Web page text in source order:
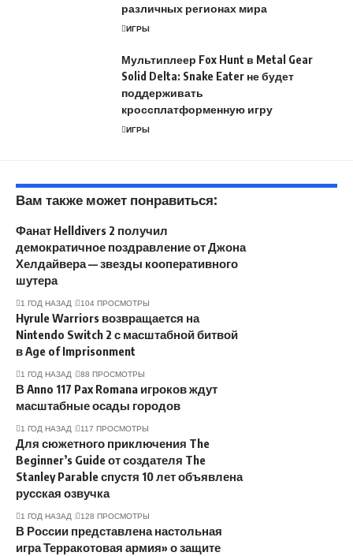
различных регионах мира
ИГРЫ
Мультиплеер Fox Hunt в Metal Gear
Solid Delta: Snake Eater не будет
поддерживать
кроссплатформенную игру
ИГРЫ
Вам также может понравиться:
Фанат Helldivers 2 получил
демократичное поздравление от Джона
Хелдайвера — звезды кооперативного
шутера
1 ГОД НАЗАД 104 ПРОСМОТРЫ
Hyrule Warriors возвращается на
Nintendo Switch 2 с масштабной битвой
в Age of Imprisonment
1 ГОД НАЗАД 88 ПРОСМОТРЫ
В Anno 117 Pax Romana игроков ждут
масштабные осады городов
1 ГОД НАЗАД 117 ПРОСМОТРЫ
Для сюжетного приключения The
Beginner’s Guide от создателя The
Stanley Parable спустя 10 лет объявлена
русская озвучка
1 ГОД НАЗАД 128 ПРОСМОТРЫ
В России представлена настольная
игра Терракотовая армия» о защите